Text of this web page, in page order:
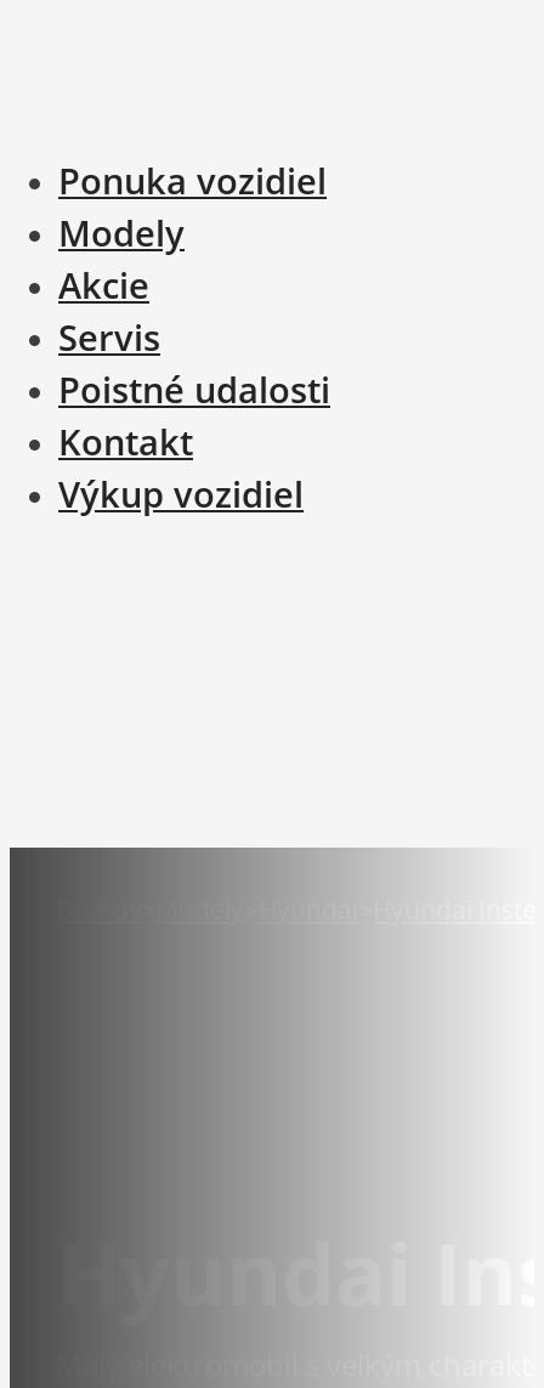
Ponuka vozidiel
Modely
Akcie
Servis
Poistné udalosti
Kontakt
Výkup vozidiel